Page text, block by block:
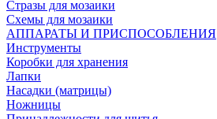
Стразы для мозаики
Схемы для мозаики
АППАРАТЫ И ПРИСПОСОБЛЕНИЯ
Инструменты
Коробки для хранения
Лапки
Насадки (матрицы)
Ножницы